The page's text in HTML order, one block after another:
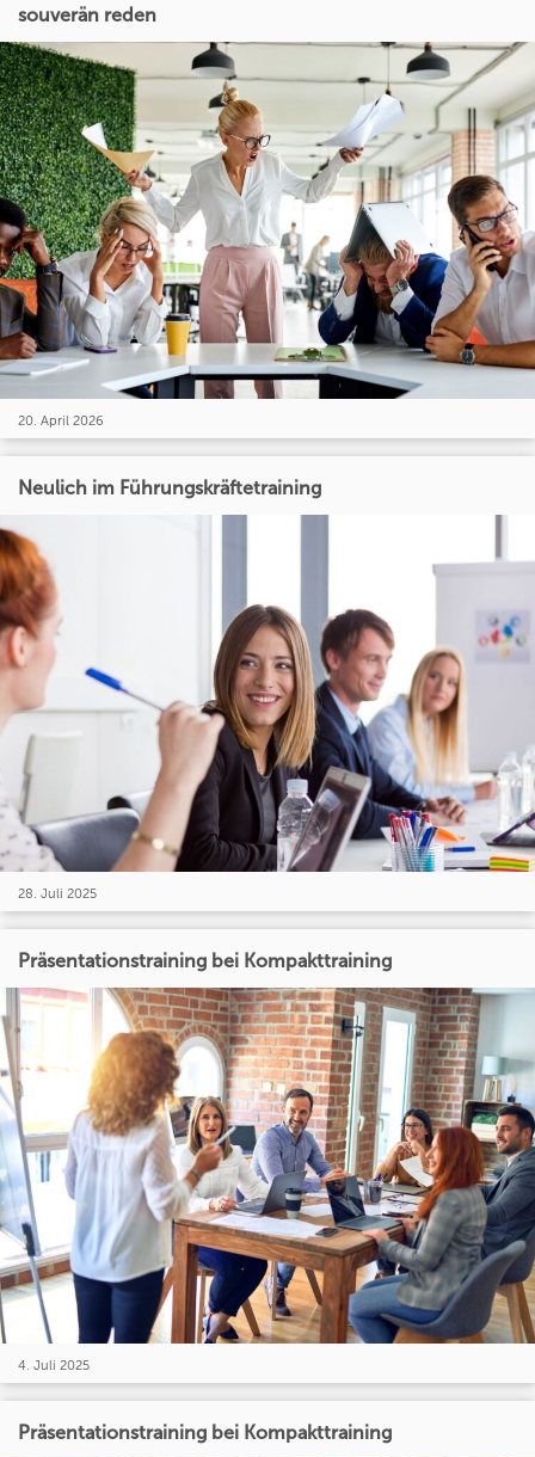
souverän reden
20. April 2026
Neulich im Führungskräftetraining
28. Juli 2025
Präsentationstraining bei Kompakttraining
4. Juli 2025
Präsentationstraining bei Kompakttraining